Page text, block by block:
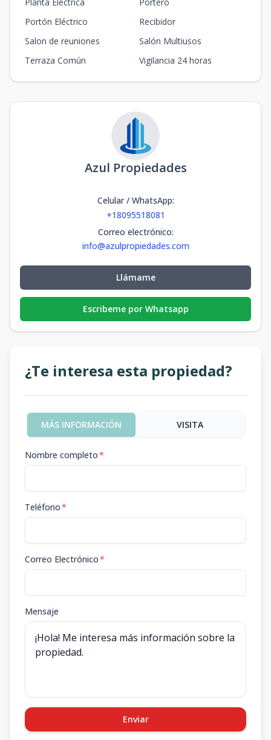
Portón Eléctrico
Recibidor
Salon de reuniones
Salón Multiusos
Terraza Común
Vigilancia 24 horas
Azul Propiedades
Celular / WhatsApp:
+18095518081
Correo electrónico:
info@azulpropiedades.com
Llámame
Escribeme por Whatsapp
¿Te interesa esta propiedad?
MÁS INFORMACIÓN VISITA
Nombre completo*
Teléfono*
Correo Electrónico*
Mensaje
Enviar